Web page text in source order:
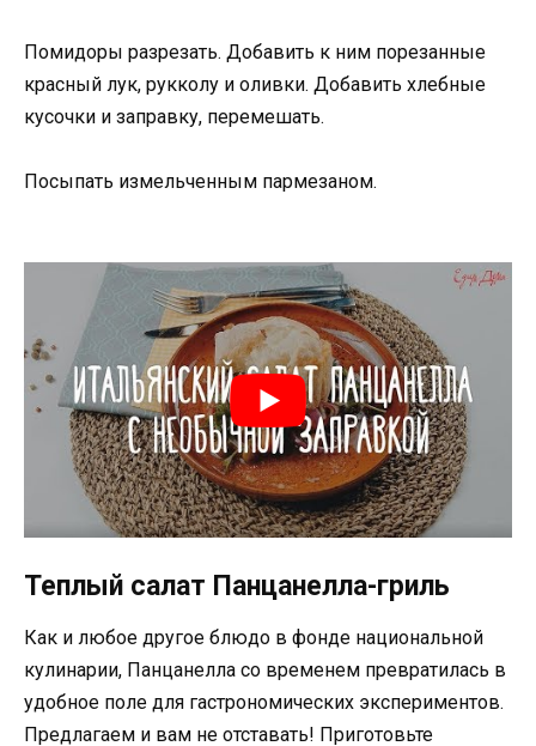
Помидоры разрезать. Добавить к ним порезанные
красный лук, рукколу и оливки. Добавить хлебные
кусочки и заправку, перемешать.
Посыпать измельченным пармезаном.
Теплый салат Панцанелла-гриль
Как и любое другое блюдо в фонде национальной
кулинарии, Панцанелла со временем превратилась в
удобное поле для гастрономических экспериментов.
Предлагаем и вам не отставать! Приготовьте